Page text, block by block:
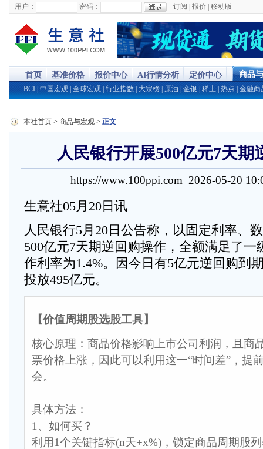
用户： 密码： 订阅 报价 移动版
首页 基准价格 报价中心 AI行情分析 定价中心 商品
BCI 中国宏观 全球宏观 行业指数 大宗榜 原油 金银 稀土 热点 金融商
本社首页 > 商品与宏观 > 正文
人民银行开展500亿元7天期
https://www.100ppi.com 2026-05-20
生意社05月20日讯
人民银行5月20日公告称，以固定利率、
500亿元7天期逆回购操作，全额满足了一
作利率为1.4%。因今日有5亿元逆回购到
投放495亿元。
【价值周期股选股工具】
核心原理：商品价格影响上市公司利润，且商
票价格上涨，因此可以利用这一“时间差”，提
会。
具体方法：
1、如何买？
利用1个关键指标(n天+x%)，锁定商品周期股